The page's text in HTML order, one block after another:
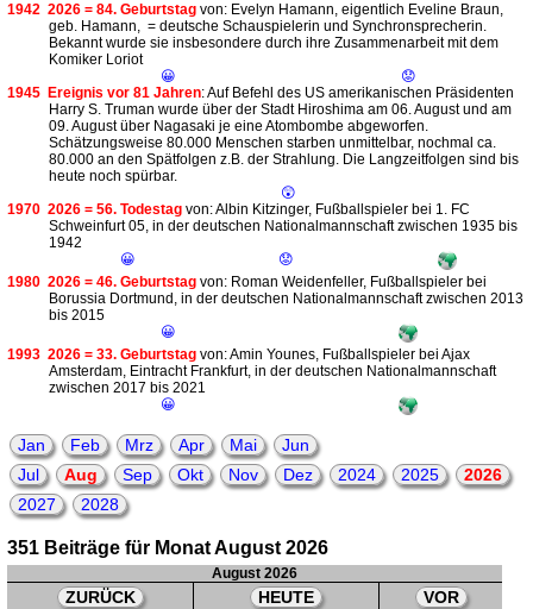
1942 2026 = 84. Geburtstag von: Evelyn Hamann, eigentlich Eveline Braun,
geb. Hamann, = deutsche Schauspielerin und Synchronsprecherin.
Bekannt wurde sie insbesondere durch ihre Zusammenarbeit mit dem
Komiker Loriot
😀
😟
1945 Ereignis vor 81 Jahren: Auf Befehl des US amerikanischen Präsidenten
Harry S. Truman wurde über der Stadt Hiroshima am 06. August und am
09. August über Nagasaki je eine Atombombe abgeworfen.
Schätzungsweise 80.000 Menschen starben unmittelbar, nochmal ca.
80.000 an den Spätfolgen z.B. der Strahlung. Die Langzeitfolgen sind bis
heute noch spürbar.
😲
1970 2026 = 56. Todestag von: Albin Kitzinger, Fußballspieler bei 1. FC
Schweinfurt 05, in der deutschen Nationalmannschaft zwischen 1935 bis
1942
😀
😟
1980 2026 = 46. Geburtstag von: Roman Weidenfeller, Fußballspieler bei
Borussia Dortmund, in der deutschen Nationalmannschaft zwischen 2013
bis 2015
😀
1993 2026 = 33. Geburtstag von: Amin Younes, Fußballspieler bei Ajax
Amsterdam, Eintracht Frankfurt, in der deutschen Nationalmannschaft
zwischen 2017 bis 2021
😀
Jan Feb Mrz Apr Mai
Jun
Jul
Aug Sep Okt Nov Dez 2024 2025
2026
2027
2028
351 Beiträge für Monat August 2026
August 2026
ZURÜCK HEUTE VOR